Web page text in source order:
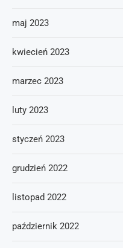
maj 2023
kwiecień 2023
marzec 2023
luty 2023
styczeń 2023
grudzień 2022
listopad 2022
październik 2022